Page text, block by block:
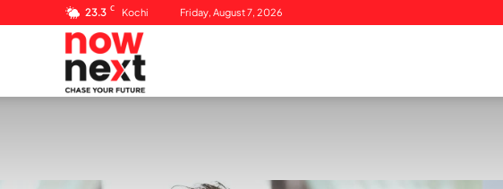
23.3 C Kochi Friday, August 7, 2026